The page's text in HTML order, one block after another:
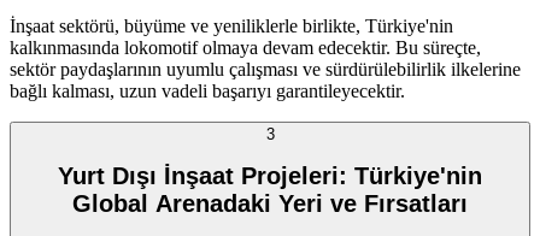
İnşaat sektörü, büyüme ve yeniliklerle birlikte, Türkiye'nin
kalkınmasında lokomotif olmaya devam edecektir. Bu süreçte,
sektör paydaşlarının uyumlu çalışması ve sürdürülebilirlik ilkelerine
bağlı kalması, uzun vadeli başarıyı garantileyecektir.
3
Yurt Dışı İnşaat Projeleri: Türkiye'nin
Global Arenadaki Yeri ve Fırsatları